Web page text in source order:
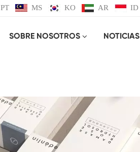
PT MS KO AR ID
SOBRE NOSOTROS NOTICIAS